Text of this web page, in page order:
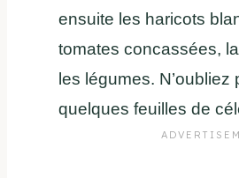
ensuite les haricots
tomates concassées,
les légumes. N’oubliez
quelques feuilles de